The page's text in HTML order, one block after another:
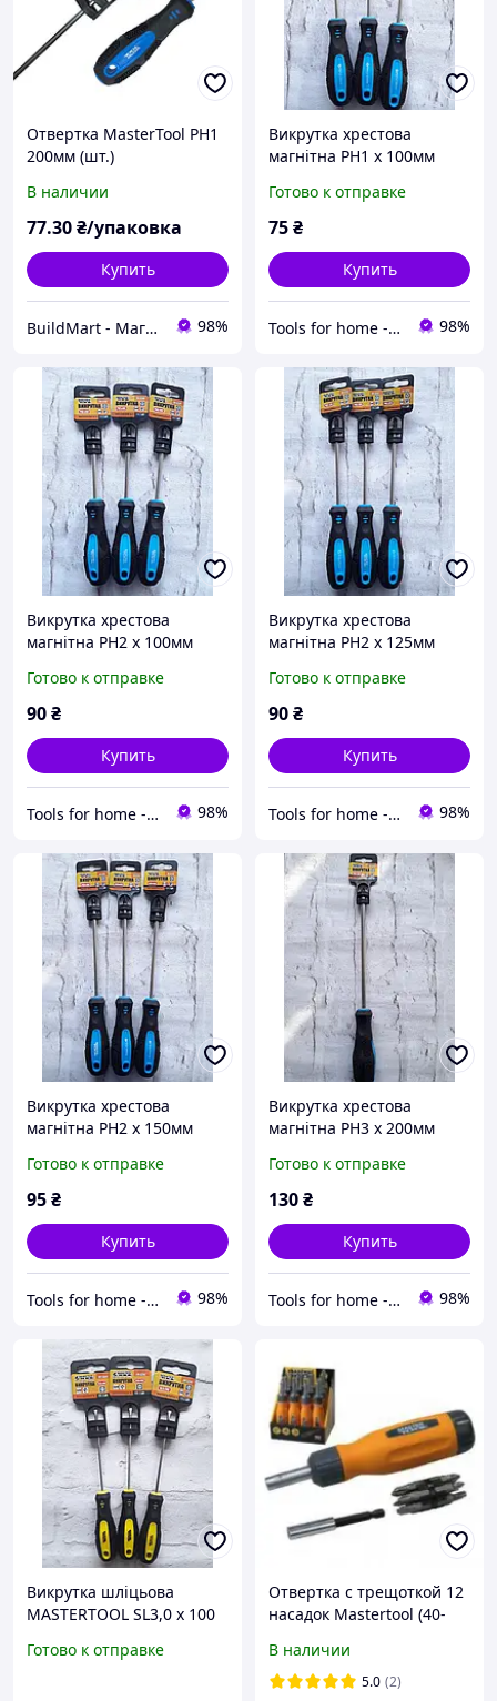
Отвертка MasterTool РН1
200мм (шт.)
В наличии
77.30₴/упаковка
Купить
BuildMart - Магазин кріпильних виробів 98%
Викрутка хрестова
магнітна PH1 х 100мм
Готово к отправке
75₴
Купить
Tools for home -Інструменти для дому 98%
Викрутка хрестова
магнітна PH2 х 100мм
Готово к отправке
90₴
Купить
Tools for home -Інструменти для дому 98%
Викрутка хрестова
магнітна PH2 х 125мм
Готово к отправке
90₴
Купить
Tools for home -Інструменти для дому 98%
Викрутка хрестова
магнітна PH2 х 150мм
Готово к отправке
95₴
Купить
Tools for home -Інструменти для дому 98%
Викрутка хрестова
магнітна PH3 х 200мм
Готово к отправке
130₴
Купить
Tools for home -Інструменти для дому 98%
Викрутка шліцьова
MASTERTOOL SL3,0 x 100
Готово к отправке
Отвертка с трещоткой 12
насадок Mastertool (40-
В наличии
5.0 (2)